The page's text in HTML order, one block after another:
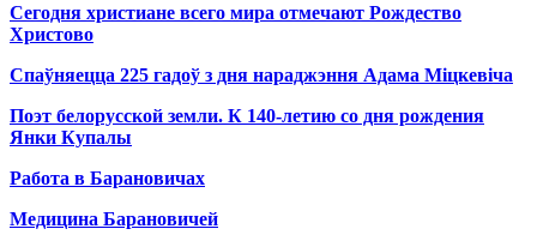
Сегодня христиане всего мира отмечают Рождество
Христово
Спаўняецца 225 гадоў з дня нараджэння Адама Міцкевіча
Поэт белорусской земли. К 140-летию со дня рождения
Янки Купалы
Работа в Барановичах
Медицина Барановичей